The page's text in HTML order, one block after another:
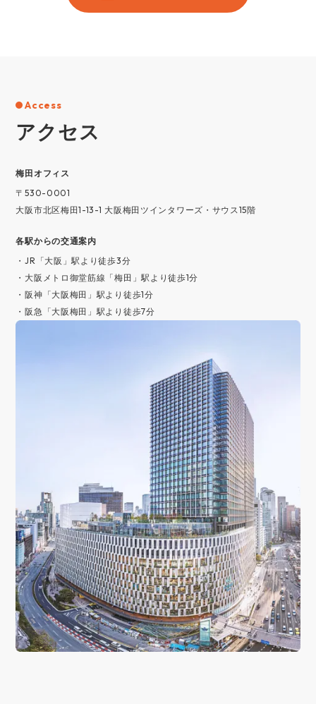
Access
アクセス
梅⽥オフィス
〒530-0001
大阪市北区梅田1-13-1 大阪梅田ツインタワーズ・サウス15階
各駅からの交通案内
・JR「大阪」駅より徒歩3分
・大阪メトロ御堂筋線「梅田」駅より徒歩1分
・阪神「大阪梅田」駅より徒歩1分
・阪急「大阪梅田」駅より徒歩7分